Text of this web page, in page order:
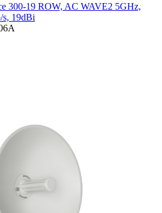
300-19 ROW, AC WAVE2 5GHz,
19dBi